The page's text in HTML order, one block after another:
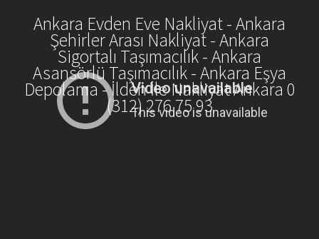
Ankara Evden Eve Nakliyat - Ankara
Şehirler Arası Nakliyat - Ankara
Sigortalı Taşımacılık - Ankara
Asansörlü Taşımacılık - Ankara Eşya
Depolama - İlden İle Nakliyat Ankara 0
(312) 276 75 93